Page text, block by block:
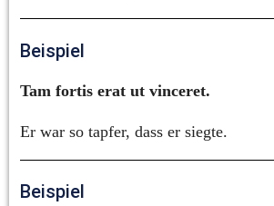
Beispiel
Tam fortis erat ut vinceret.
Er war so tapfer, dass er siegte.
Beispiel